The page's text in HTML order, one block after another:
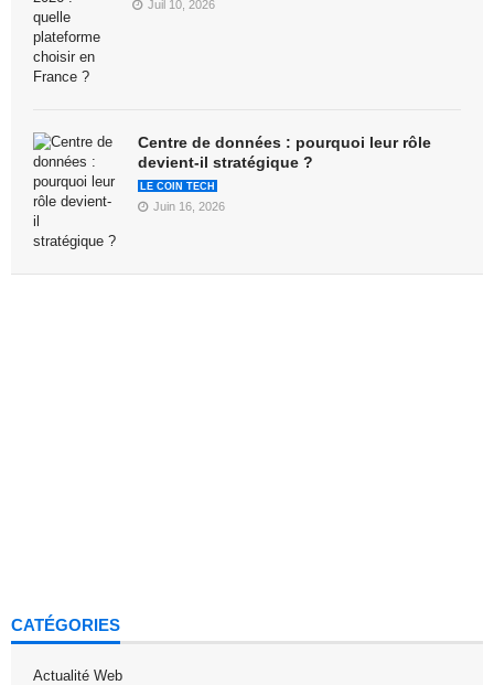
Juil 10, 2026
Centre de données : pourquoi leur rôle
devient-il stratégique ?
LE COIN TECH
Juin 16, 2026
CATÉGORIES
Actualité Web